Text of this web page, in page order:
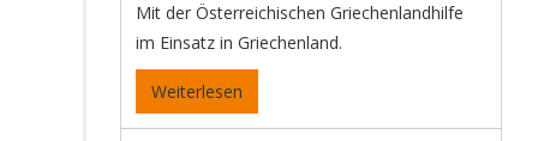
Mit der Österreichischen Griechenlandhilfe
im Einsatz in Griechenland.
Weiterlesen